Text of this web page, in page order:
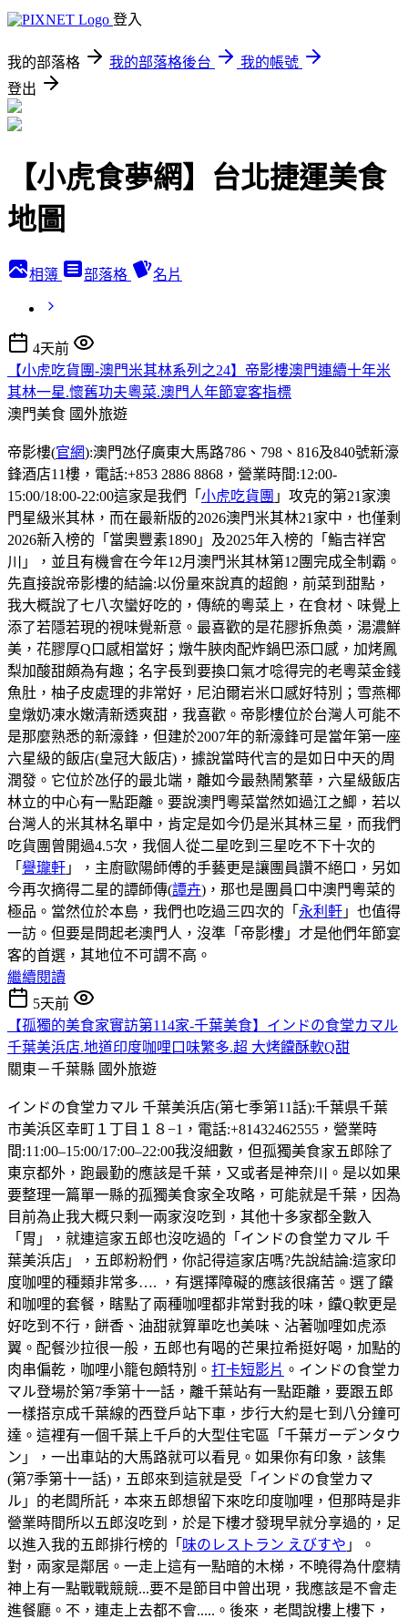
登入
我的部落格 我的部落格後台
我的帳號
登出
【小虎食夢網】台北捷運美食
地圖
相簿 部落格 名片
4天前
【小虎吃貨團-澳門米其林系列之24】帝影樓澳門連續十年米
其林一星.懷舊功夫粵菜.澳門人年節宴客指標
澳門美食 國外旅遊
帝影樓(官網):澳門氹仔廣東大馬路786、798、816及840號新濠
鋒酒店11樓，電話:+853 2886 8868，營業時間:12:00-
15:00/18:00-22:00這家是我們「 小虎吃貨團 」攻克的第21家澳
門星級米其林，而在最新版的2026澳門米其林21家中，也僅剩
2026新入榜的「當奧豐素1890」及2025年入榜的「鮨吉祥宮
川」，並且有機會在今年12月澳門米其林第12團完成全制霸。
先直接說帝影樓的結論:以份量來說真的超飽，前菜到甜點，
我大概說了七八次蠻好吃的，傳統的粵菜上，在食材、味覺上
添了若隱若現的視味覺新意。最喜歡的是花膠拆魚𡙡，湯濃鮮
美，花膠厚Q口感相當好；燉牛脥肉配炸鍋巴添口感，加烤鳳
梨加酸甜頗為有趣；名字長到要換口氣才唸得完的老粵菜金錢
魚肚，柚子皮處理的非常好，尼泊爾岩米口感好特別；雪燕椰
皇燉奶凍水嫩清新透爽甜，我喜歡。帝影樓位於台灣人可能不
是那麼熟悉的新濠鋒，但建於2007年的新濠鋒可是當年第一座
六星級的飯店(皇冠大飯店)，據說當時代言的是如日中天的周
潤發。它位於氹仔的最北端，離如今最熱鬧繁華，六星級飯店
林立的中心有一點距離。要說澳門粵菜當然如過江之鯽，若以
台灣人的米其林名單中，肯定是如今仍是米其林三星，而我們
吃貨團曾開過4.5次，我個人從二星吃到三星吃不下十次的
「 譽瓏軒 」，主廚歐陽師傅的手藝更是讓團員讚不絕口，另如
今再次摘得二星的譚師傳(譚卉)，那也是團員口中澳門粵菜的
極品。當然位於本島，我們也吃過三四次的「 永利軒 」也值得
一訪。但要是問起老澳門人，沒準「帝影樓」才是他們年節宴
客的首選，其地位不可謂不高。
繼續閱讀
5天前
【孤獨的美食家實訪第114家-千葉美食】インドの食堂カマル
千葉美浜店.地道印度咖哩口味繁多.超 大烤饢酥軟Q甜
關東－千葉縣 國外旅遊
インドの食堂カマル 千葉美浜店(第七季第11話):千葉県千葉
市美浜区幸町１丁目１８−1，電話:+81432462555，營業時
間:11:00–15:00/17:00–22:00我沒細數，但孤獨美食家五郎除了
東京都外，跑最勤的應該是千葉，又或者是神奈川。是以如果
要整理一篇單一縣的孤獨美食家全攻略，可能就是千葉，因為
目前為止我大概只剩一兩家沒吃到，其他十多家都全數入
「胃」，就連這家五郎也沒吃過的「インドの食堂カマル 千
葉美浜店」，五郎粉粉們，你記得這家店嗎?先說結論:這家印
度咖哩的種類非常多…. ，有選擇障礙的應該很痛苦。選了饢
和咖哩的套餐，瞎點了兩種咖哩都非常對我的味，饢Q軟更是
好吃到不行，餅香、油甜就算單吃也美味、沾著咖哩如虎添
翼。配餐沙拉很一般，五郎也有喝的芒果拉希挺好喝，加點的
肉串偏乾，咖哩小籠包頗特別。 打卡短影片 。インドの食堂カ
マル登場於第7季第十一話，離千葉站有一點距離，要跟五郎
一樣搭京成千葉線的西登戶站下車，步行大約是七到八分鐘可
達。這裡有一個千葉上千戶的大型住宅區「千葉ガーデンタウ
ン」，一出車站的大馬路就可以看見。如果你有印象，該集
(第7季第十一話)，五郎來到這就是受「インドの食堂カマ
ル」的老闆所託，本來五郎想留下來吃印度咖哩，但那時是非
營業時間所以五郎沒吃到，於是下樓才發現早就分享過的，足
以進入我的五郎排行榜的「 味のレストラン えびすや 」。
對，兩家是鄰居。一走上這有一點暗的木梯，不曉得為什麼精
神上有一點戰戰競競...要不是節目中曾出現，我應該是不會走
進餐廳。不，連走上去都不會.....。後來，老闆說樓上樓下，